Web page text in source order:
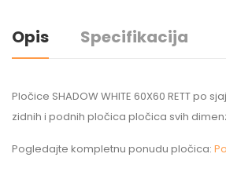
Opis Specifikacija
Pločice SHADOW WHITE 60X60 RETT po
zidnih i podnih pločica pločica svih
Pogledajte kompletnu ponudu pločica: